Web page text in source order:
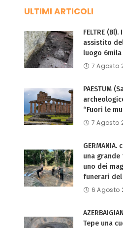
ULTIMI ARTICOLI
FELTRE
assistito
luogo
7 Agosto
PAESTUM
“Fuori le
7 Agosto
una
uno dei
funerari
6 Agosto
Tepe una